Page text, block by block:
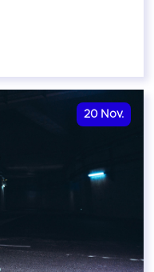
20 Nov.